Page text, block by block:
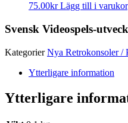
75.00kr Lägg till i
Svensk Videospels-
Kategorier Nya Retrokonsoler /
Ytterligare information
Ytterligare